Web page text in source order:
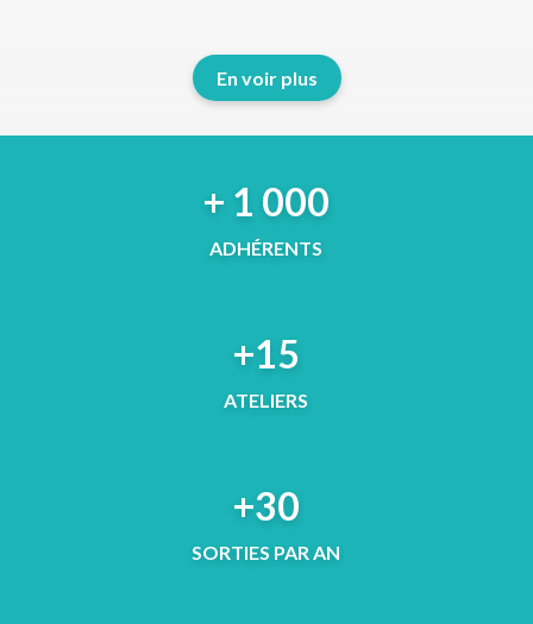
En voir plus
+ 1 000
ADHÉRENTS
+15
ATELIERS
+30
SORTIES PAR AN